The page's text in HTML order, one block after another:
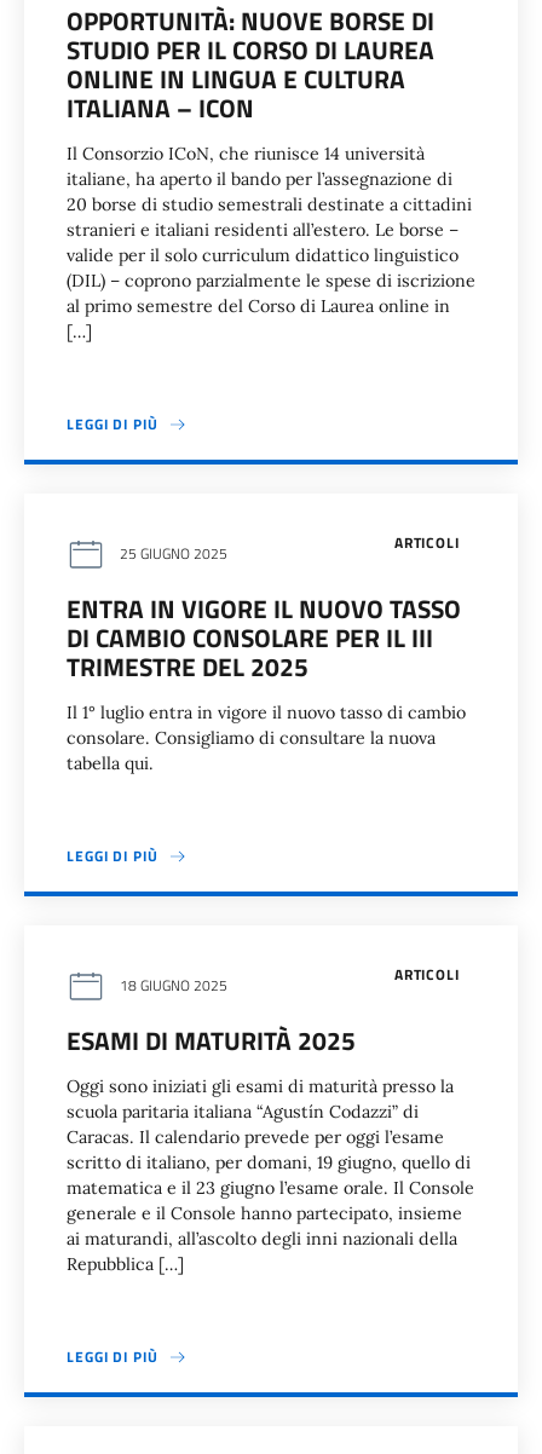
OPPORTUNITÀ: NUOVE BORSE DI
STUDIO PER IL CORSO DI LAUREA
ONLINE IN LINGUA E CULTURA
ITALIANA – ICON
Il Consorzio ICoN, che riunisce 14 università
italiane, ha aperto il bando per l’assegnazione di
20 borse di studio semestrali destinate a cittadini
stranieri e italiani residenti all’estero. Le borse –
valide per il solo curriculum didattico linguistico
(DIL) – coprono parzialmente le spese di iscrizione
al primo semestre del Corso di Laurea online in
[…]
LEGGI DI PIÙ
ARTICOLI
25 GIUGNO 2025
ENTRA IN VIGORE IL NUOVO TASSO
DI CAMBIO CONSOLARE PER IL III
TRIMESTRE DEL 2025
Il 1° luglio entra in vigore il nuovo tasso di cambio
consolare. Consigliamo di consultare la nuova
tabella qui.
LEGGI DI PIÙ
ARTICOLI
18 GIUGNO 2025
ESAMI DI MATURITÀ 2025
Oggi sono iniziati gli esami di maturità presso la
scuola paritaria italiana “Agustín Codazzi” di
Caracas. Il calendario prevede per oggi l’esame
scritto di italiano, per domani, 19 giugno, quello di
matematica e il 23 giugno l’esame orale. Il Console
generale e il Console hanno partecipato, insieme
ai maturandi, all’ascolto degli inni nazionali della
Repubblica […]
LEGGI DI PIÙ